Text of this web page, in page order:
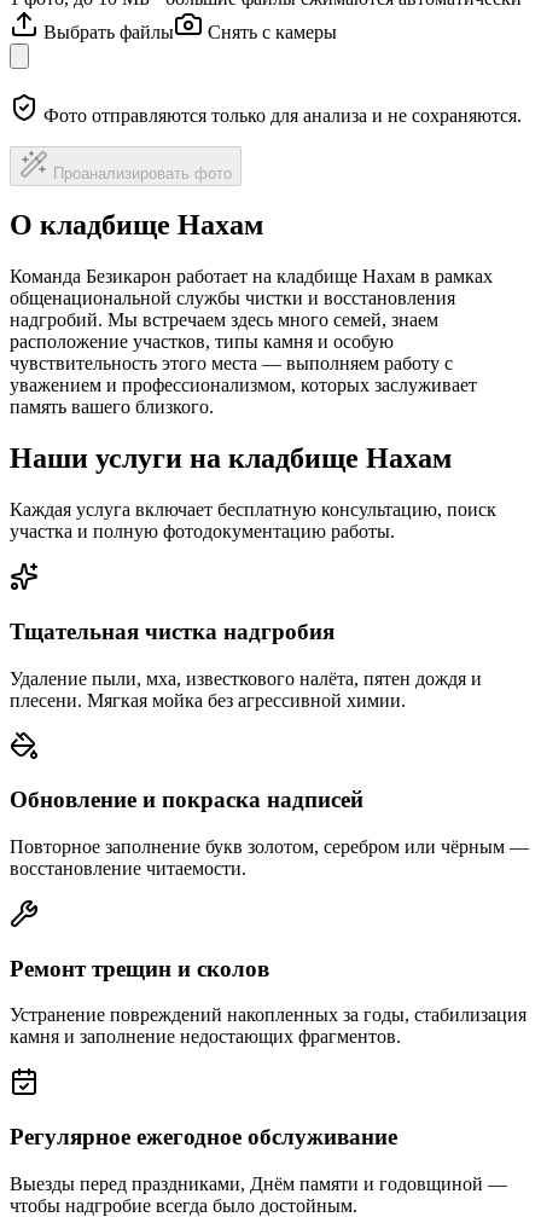
Выбрать файлы
Снять с камеры
Фото отправляются только для анализа и не сохраняются.
Проанализировать фото
О кладбище Нахам
Команда Безикарон работает на кладбище Нахам в рамках
общенациональной службы чистки и восстановления
надгробий. Мы встречаем здесь много семей, знаем
расположение участков, типы камня и особую
чувствительность этого места — выполняем работу с
уважением и профессионализмом, которых заслуживает
память вашего близкого.
Наши услуги на кладбище Нахам
Каждая услуга включает бесплатную консультацию, поиск
участка и полную фотодокументацию работы.
Тщательная чистка надгробия
Удаление пыли, мха, известкового налёта, пятен дождя и
плесени. Мягкая мойка без агрессивной химии.
Обновление и покраска надписей
Повторное заполнение букв золотом, серебром или чёрным —
восстановление читаемости.
Ремонт трещин и сколов
Устранение повреждений накопленных за годы, стабилизация
камня и заполнение недостающих фрагментов.
Регулярное ежегодное обслуживание
Выезды перед праздниками, Днём памяти и годовщиной —
чтобы надгробие всегда было достойным.